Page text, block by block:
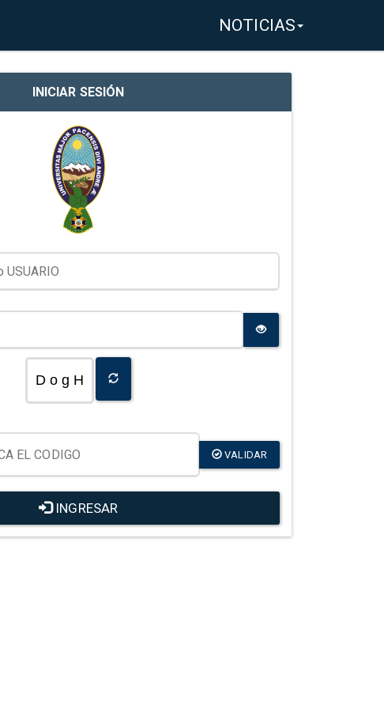
NOTICIAS
INICIAR SESIÓN
D o g H
VALIDAR
INGRESAR